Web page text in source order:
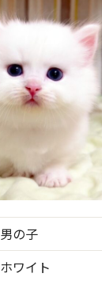
男の子
ホワイト